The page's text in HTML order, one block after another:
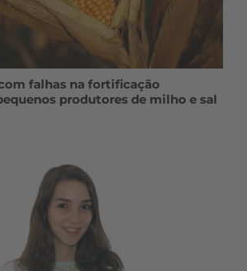
falhas na fortificação
produtores de milho e sal